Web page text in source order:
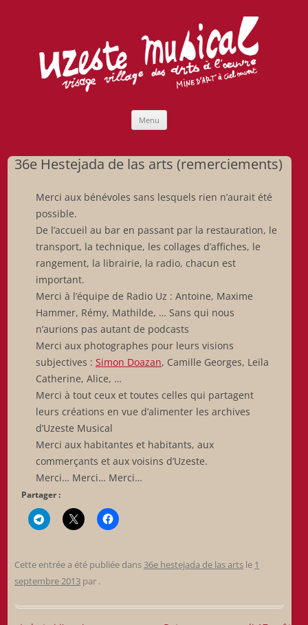
Menu
36e Hestejada de las arts (remerciements)
Merci aux bénévoles sans lesquels rien n’aurait été
possible.
De l’accueil au bar en passant par la restauration, le
transport, la technique, les collages d’affiches, le
rangement, la librairie, la radio, chacun est
important.
Merci à l’équipe de Radio Uz : Antoine, Maxime
Hammer, Rémy, Mathilde, … Sans qui nous
n’aurions pas autant de podcasts
Merci aux photographes pour leurs visions
subjectives : Simon Doazan, Camille Georges, Leïla
Catherine, Alice, …
Merci à tout ceux et toutes celles qui partagent
leurs créations en vue d’alimenter les archives
d’Uzeste Musical
Merci aux habitantes et habitants, aux
commerçants et aux voisins d’Uzeste.
Merci… Merci… Merci…
Partager :
Cette entrée a été publiée dans 36e hestejada de las arts le 1
septembre 2013 par .